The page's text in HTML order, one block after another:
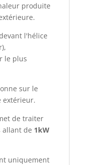
produite
l'hélice
le plus
sur le
extérieur.
de traiter
allant de 1kW
uniquement